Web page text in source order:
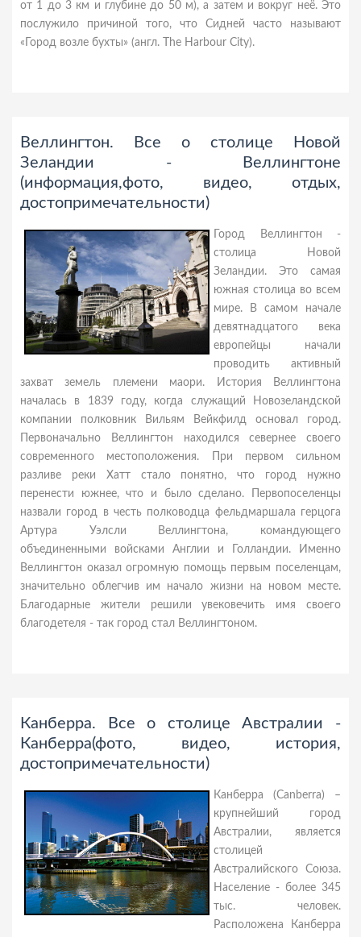
от 1 до 3 км и глубине до 50 м), а затем и вокруг неё. Это
послужило причиной того, что Сидней часто называют
«Город возле бухты» (англ. The Harbour City).
Веллингтон. Все о столице Новой
Зеландии - Веллингтоне
(информация,фото, видео, отдых,
достопримечательности)
Город Веллингтон -
столица Новой
Зеландии. Это самая
южная столица во всем
мире. В самом начале
девятнадцатого века
европейцы начали
проводить активный
захват земель племени маори. История Веллингтона
началась в 1839 году, когда служащий Новозеландской
компании полковник Вильям Вейкфилд основал город.
Первоначально Веллингтон находился севернее своего
современного местоположения. При первом сильном
разливе реки Хатт стало понятно, что город нужно
перенести южнее, что и было сделано. Первопоселенцы
назвали город в честь полководца фельдмаршала герцога
Артура Уэлсли Веллингтона, командующего
объединенными войсками Англии и Голландии. Именно
Веллингтон оказал огромную помощь первым поселенцам,
значительно облегчив им начало жизни на новом месте.
Благодарные жители решили увековечить имя своего
благодетеля - так город стал Веллингтоном.
Канберра. Все о столице Австралии -
Канберра(фото, видео, история,
достопримечательности)
Канберра (Canberra) –
крупнейший город
Австралии, является
столицей
Австралийского Союза.
Население - более 345
тыс. человек.
Расположена Канберра